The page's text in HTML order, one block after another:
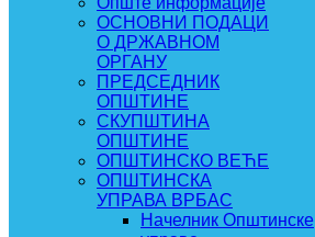
ОСНОВНИ ПОДАЦИ
О ДРЖАВНОМ
ОРГАНУ
ПРЕДСЕДНИК
ОПШТИНЕ
СКУПШТИНА
ОПШТИНЕ
ОПШТИНСКО ВЕЋЕ
ОПШТИНСКА
УПРАВА ВРБАС
Начелник Општинске